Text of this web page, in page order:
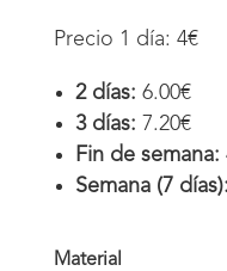
Precio 1 día: 4€
2 días: 6.00€
3 días: 7.20€
Fin de semana:
Semana (7 días):
Material